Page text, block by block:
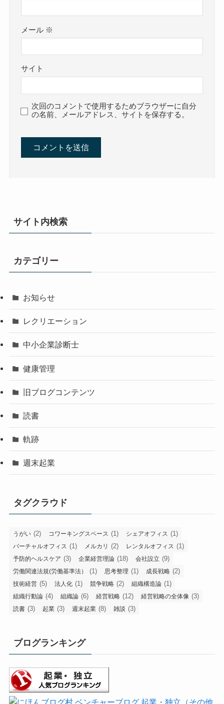
メール ※
サイト
次回のコメントで使用するためブラウザーに自分
の名前、メールアドレス、サイトを保存する。
サイト内検索
カテゴリー
お知らせ
レクリエーション
中小企業診断士
健康管理
旧ブログコンテンツ
読書
軌跡
週末起業
タグクラウド
うがい (2) コワーキングスペース (1) シェアオフィス (1)
バーチャルオフィス (1) メルカリ (2) レンタルオフィス (1)
予防的ヘルスケア (3) 企業経営理論 (18) 会社設立 (9)
労働関連法規(労働基準法） (1) 思考整理 (1) 成長戦略 (2)
技術経営 (5) 法人化 (1) 競争戦略 (2) 組織構造論 (1)
組織行動論 (4) 組織論 (6) 経営戦略 (12) 経営戦略の全体像 (3)
読書 (3) 起業 (3) 週末起業 (8) 雑談 (3)
ブログランキング